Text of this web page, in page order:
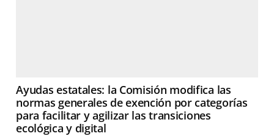
Ayudas estatales: la Comisión modifica las
normas generales de exención por categorías
para facilitar y agilizar las transiciones
ecológica y digital